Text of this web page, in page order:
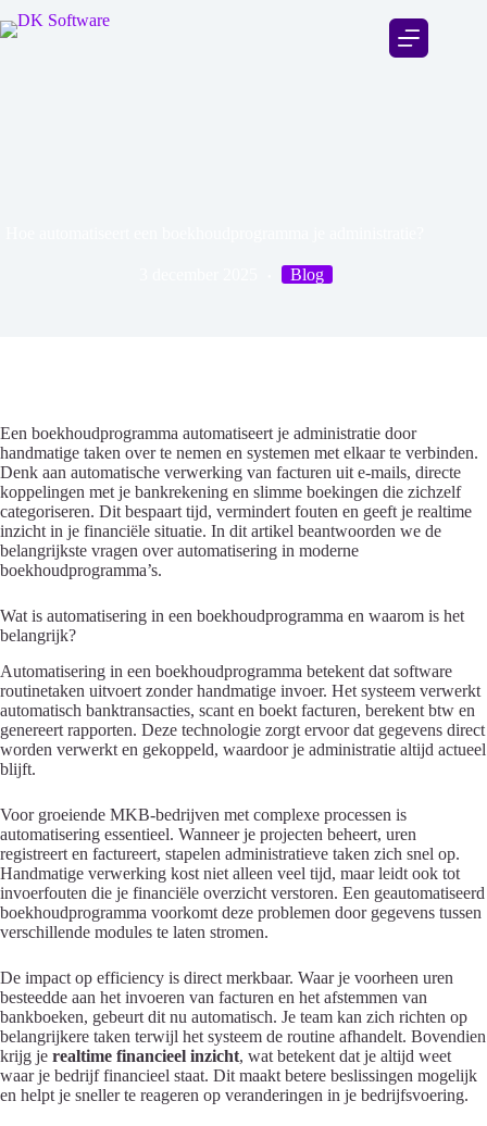
Blog
Een boekhoudprogramma automatiseert je administratie door
handmatige taken over te nemen en systemen met elkaar te verbinden.
Denk aan automatische verwerking van facturen uit e-mails, directe
koppelingen met je bankrekening en slimme boekingen die zichzelf
categoriseren. Dit bespaart tijd, vermindert fouten en geeft je realtime
inzicht in je financiële situatie. In dit artikel beantwoorden we de
belangrijkste vragen over automatisering in moderne
boekhoudprogramma’s.
Wat is automatisering in een boekhoudprogramma en waarom is het
belangrijk?
Automatisering in een boekhoudprogramma betekent dat software
routinetaken uitvoert zonder handmatige invoer. Het systeem verwerkt
automatisch banktransacties, scant en boekt facturen, berekent btw en
genereert rapporten. Deze technologie zorgt ervoor dat gegevens direct
worden verwerkt en gekoppeld, waardoor je administratie altijd actueel
blijft.
Voor groeiende MKB-bedrijven met complexe processen is
automatisering essentieel. Wanneer je projecten beheert, uren
registreert en factureert, stapelen administratieve taken zich snel op.
Handmatige verwerking kost niet alleen veel tijd, maar leidt ook tot
invoerfouten die je financiële overzicht verstoren. Een geautomatiseerd
boekhoudprogramma voorkomt deze problemen door gegevens tussen
verschillende modules te laten stromen.
De impact op efficiency is direct merkbaar. Waar je voorheen uren
besteedde aan het invoeren van facturen en het afstemmen van
bankboeken, gebeurt dit nu automatisch. Je team kan zich richten op
belangrijkere taken terwijl het systeem de routine afhandelt. Bovendien
krijg je realtime financieel inzicht, wat betekent dat je altijd weet
waar je bedrijf financieel staat. Dit maakt betere beslissingen mogelijk
en helpt je sneller te reageren op veranderingen in je bedrijfsvoering.